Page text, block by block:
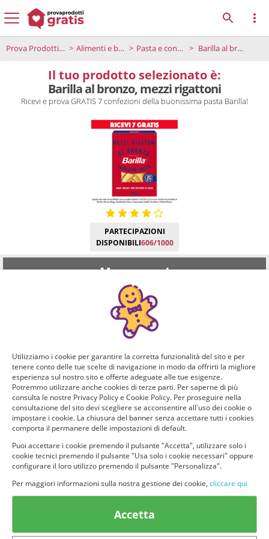
Prova Prodotti Gratis Alimenti e bevande Pasta e condimenti Barilla al bronzo, mezzi rigattoni
Il tuo prodotto selezionato è:
Barilla al bronzo, mezzi rigattoni
Ricevi e prova GRATIS 7 confezioni della buonissima pasta Barilla!
PARTECIPAZIONI
DISPONIBILI606/1000
Manca poco!
Puoi ricevere GRATIS questo nuovo prodotto, provarlo e
consigliarlo ad altri utenti. Per determinare se hai tutti i
requisiti per poter ricevere il prodotto da te selezionato e
testarlo, rispondi a questo breve questionario.
Domanda 1 di 4:
Per quante persone fai la spesa? Quanti siete in casa?
Solo io 2 persone
3 o più persone
Utilizziamo i cookie per garantire la corretta funzionalità del sito e per
tenere conto delle tue scelte di navigazione in modo da offrirti la migliore
esperienza sul nostro sito e offerte adeguate alle tue esigenze.
Potremmo utilizzare anche cookies di terze parti. Per saperne di più
consulta le nostre Privacy Policy e Cookie Policy. Per proseguire nella
consultazione del sito devi scegliere se acconsentire all'uso dei cookie o
impostare i cookie. La chiusura del banner senza accettare tutti i cookies
comporta il permanere delle impostazioni di default.
Puoi accettare i cookie premendo il pulsante "Accetta", utilizzare solo i
cookie tecnici premendo il pulsante "Usa solo i cookie necessari" oppure
configurare il loro utilizzo premendo il pulsante "Personalizza".
Per maggiori informazioni sulla nostra gestione dei cookie, cliccare qui
Accetta